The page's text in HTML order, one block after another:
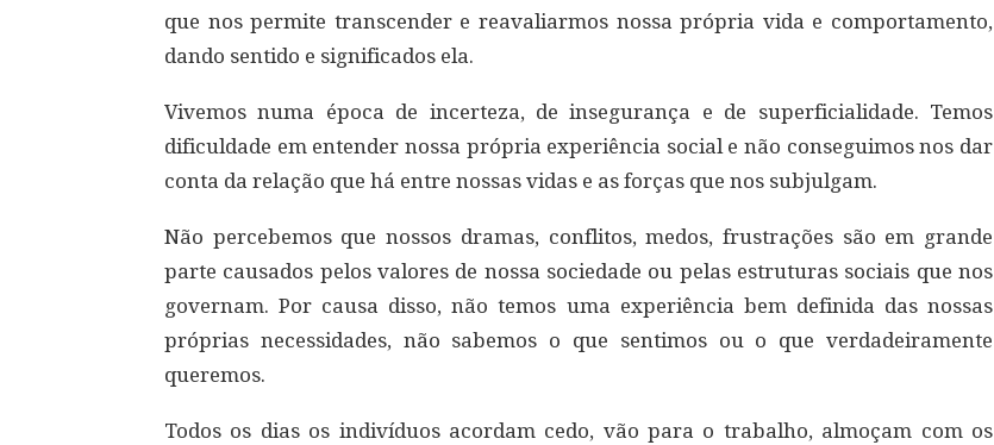
que nos permite transcender e reavaliarmos nossa própria vida e comportamento,
dando sentido e significados ela.
Vivemos numa época de incerteza, de insegurança e de superficialidade. Temos
dificuldade em entender nossa própria experiência social e não conseguimos nos dar
conta da relação que há entre nossas vidas e as forças que nos subjulgam.
Não percebemos que nossos dramas, conflitos, medos, frustrações são em grande
parte causados pelos valores de nossa sociedade ou pelas estruturas sociais que nos
governam. Por causa disso, não temos uma experiência bem definida das nossas
próprias necessidades, não sabemos o que sentimos ou o que verdadeiramente
queremos.
Todos os dias os indivíduos acordam cedo, vão para o trabalho, almoçam com os